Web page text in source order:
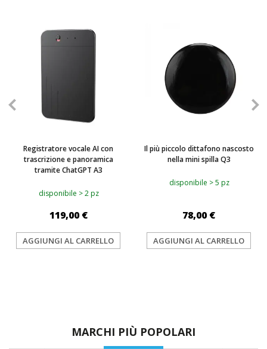
Registratore vocale AI con
trascrizione e panoramica
tramite ChatGPT A3
disponibile > 2 pz
119,00 €
AGGIUNGI AL CARRELLO
Il più piccolo dittafono nascosto
nella mini spilla Q3
disponibile > 5 pz
78,00 €
AGGIUNGI AL CARRELLO
MARCHI PIÙ POPOLARI